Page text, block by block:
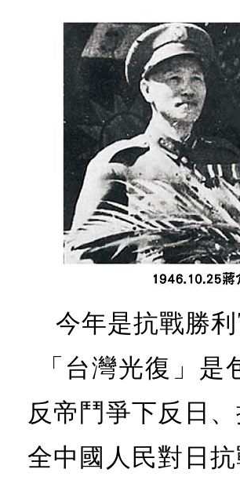
今年是抗戰勝
「台灣光復」
反帝鬥爭下反日
全中國人民對日